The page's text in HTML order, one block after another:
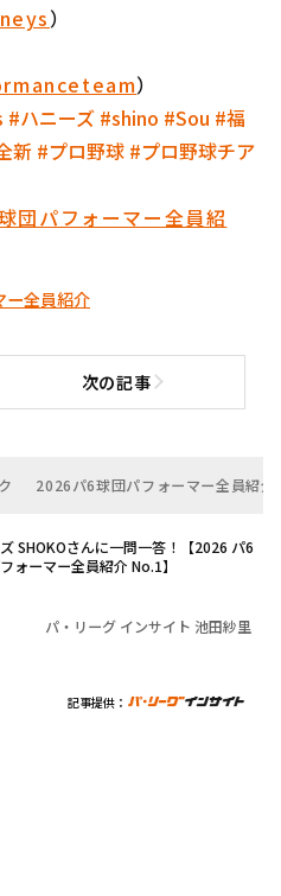
）
）
#ハニーズ #shino #Sou #福
新 #プロ野球 #プロ野球チア
団パフォーマー全員紹
ー全員紹介
次の記事次の記事へ
2026パ6球団パフォーマー全員紹介
SHOKOさんに一問一答！【2026 パ6
ォーマー全員紹介 No.1】
パ・リーグ インサイト 池田紗里
記事提供：